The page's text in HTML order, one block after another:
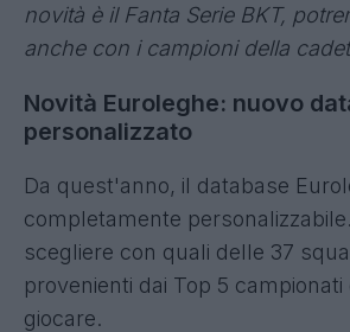
novità è il Fanta Serie BKT,
anche con i campioni della
Novità Euroleghe: nuovo
personalizzato
Da quest'anno, il database
completamente
scegliere con quali delle 37
provenienti dai Top 5 campionati
giocare.